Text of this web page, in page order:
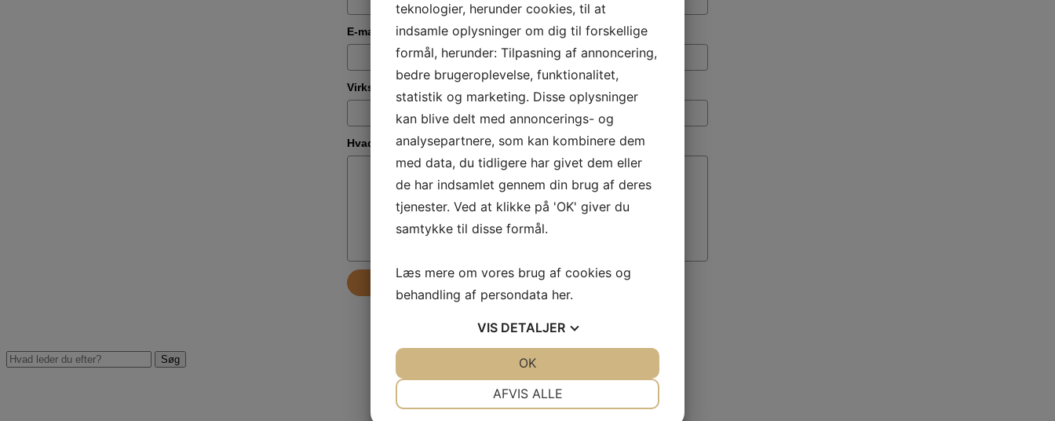
E-mail
Virksomhed
Hvad drejer din henvendelse sig om?*
Send
teknologier, herunder cookies, til at
indsamle oplysninger om dig til forskellige
formål, herunder: Tilpasning af annoncering,
bedre brugeroplevelse, funktionalitet,
statistik og marketing. Disse oplysninger
kan blive delt med annoncerings- og
analysepartnere, som kan kombinere dem
med data, du tidligere har givet dem eller
de har indsamlet gennem din brug af deres
tjenester. Ved at klikke på 'OK' giver du
samtykke til disse formål.
Læs mere om vores brug af cookies og
behandling af persondata her.
VIS DETALJER
AFVIS ALLE
OK